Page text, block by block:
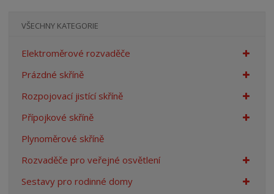
VŠECHNY KATEGORIE
Elektroměrové rozvaděče
Prázdné skříně
Rozpojovací jistící skříně
Přípojkové skříně
Plynoměrové skříně
Rozvaděče pro veřejné osvětlení
Sestavy pro rodinné domy